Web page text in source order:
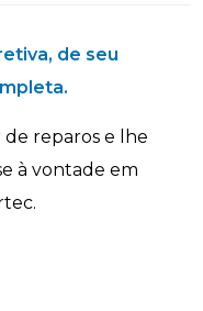
de seu
de reparos e lhe
à vontade em